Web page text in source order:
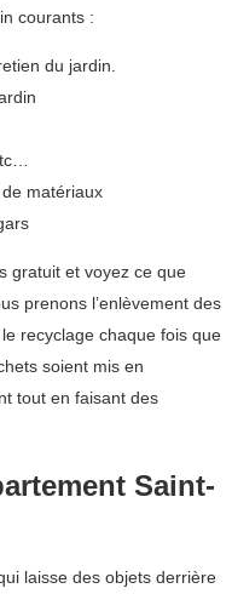
courants :
du jardin.
matériaux
gratuit et voyez ce que
prenons l’enlèvement des
recyclage chaque fois que
soient mis en
tout en faisant des
Saint-
laisse des objets derrière